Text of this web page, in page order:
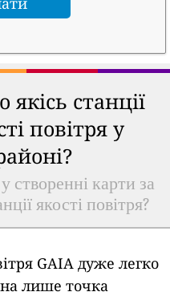
станції
повітря у
створенні карти за
якості повітря?
GAIA дуже легко
лише точка